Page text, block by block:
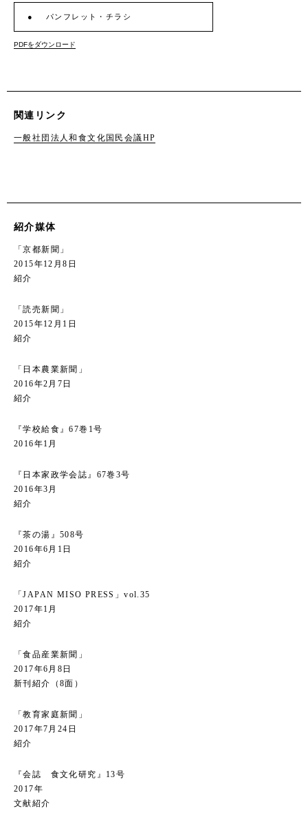
パンフレット・チラシ
PDFをダウンロード
関連リンク
一般社団法人和食文化国民会議HP
紹介媒体
「京都新聞」
2015年12月8日
紹介
「読売新聞」
2015年12月1日
紹介
「日本農業新聞」
2016年2月7日
紹介
『学校給食』67巻1号
2016年1月
『日本家政学会誌』67巻3号
2016年3月
紹介
『茶の湯』508号
2016年6月1日
紹介
「JAPAN MISO PRESS」vol.35
2017年1月
紹介
「食品産業新聞」
2017年6月8日
新刊紹介（8面）
「教育家庭新聞」
2017年7月24日
紹介
『会誌 食文化研究』13号
2017年
文献紹介